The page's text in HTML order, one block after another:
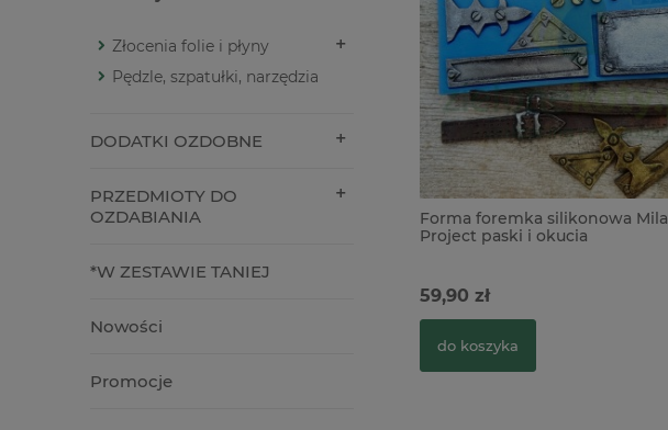
Złocenia folie i płyny
Pędzle, szpatułki, narzędzia
DODATKI OZDOBNE
PRZEDMIOTY DO
OZDABIANIA
*W ZESTAWIE TANIEJ
Nowości
Promocje
Forma foremka silikonowa Mila
Project paski i okucia
59,90 zł
do koszyka